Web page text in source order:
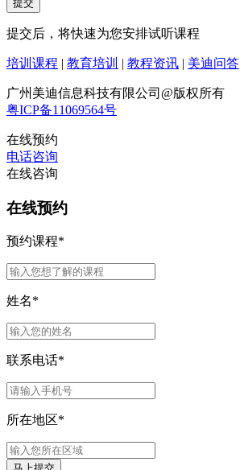
提交后，将快速为您安排试听课程
培训课程 | 教育培训 | 教程资讯 | 美迪问答
广州美迪信息科技有限公司@版权所有
粤ICP备11069564号
在线预约
电话咨询
在线咨询
在线预约
预约课程*
姓名*
联系电话*
所在地区*